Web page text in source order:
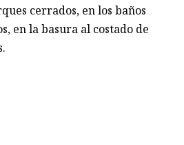
cerrados, en los baños
en la basura al costado de